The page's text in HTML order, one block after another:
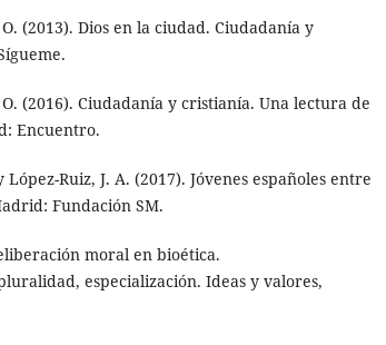
(2013). Dios en la ciudad. Ciudadanía y
(2016). Ciudadanía y cristianía. Una lectura de
Encuentro.
López-Ruiz, J. A. (2017). Jóvenes españoles entre
Fundación SM.
moral en bioética.
especialización. Ideas y valores,